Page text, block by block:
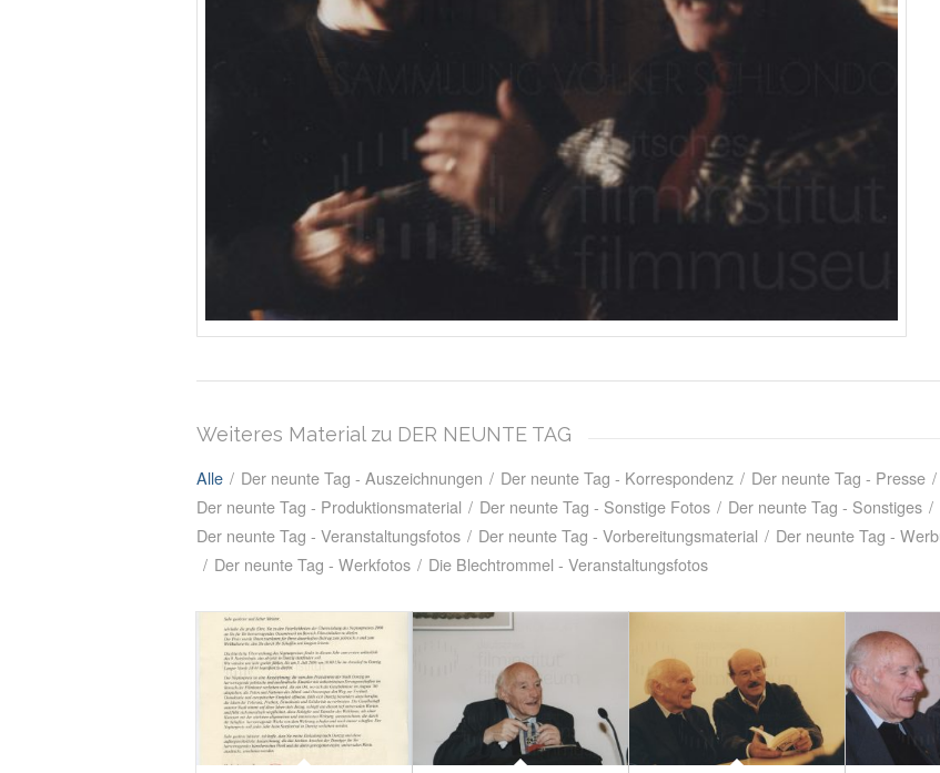
Weiteres Material zu DER NEUNTE TAG
Alle / Der neunte Tag - Auszeichnungen / Der neunte Tag - Korrespondenz / Der neunte Tag - Presse /
Der neunte Tag - Produktionsmaterial / Der neunte Tag - Sonstige Fotos / Der neunte Tag - Sonstiges /
Der neunte Tag - Veranstaltungsfotos / Der neunte Tag - Vorbereitungsmaterial / Der neunte Tag -
/ Der neunte Tag - Werkfotos / Die Blechtrommel - Veranstaltungsfotos